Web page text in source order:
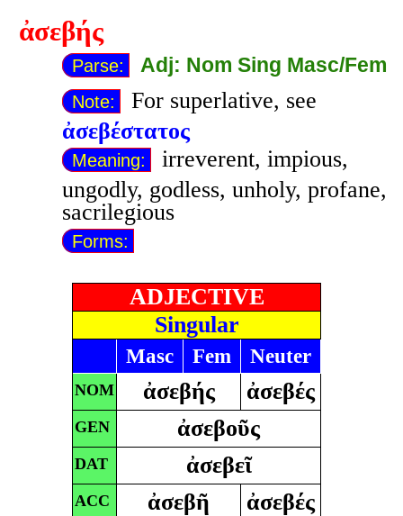
ἀσεβής
Parse: Adj: Nom Sing Masc/Fem
Note:
For superlative, see
ἀσεβέστατος
Meaning:
irreverent, impious,
ungodly, godless, unholy, profane,
sacrilegious
Forms:
ADJECTIVE
Singular
Masc Fem Neuter
NOM ἀσεβής ἀσεβές
GEN ἀσεβοῦς
DAT ἀσεβεῖ
ACC ἀσεβῆ
ἀσεβές